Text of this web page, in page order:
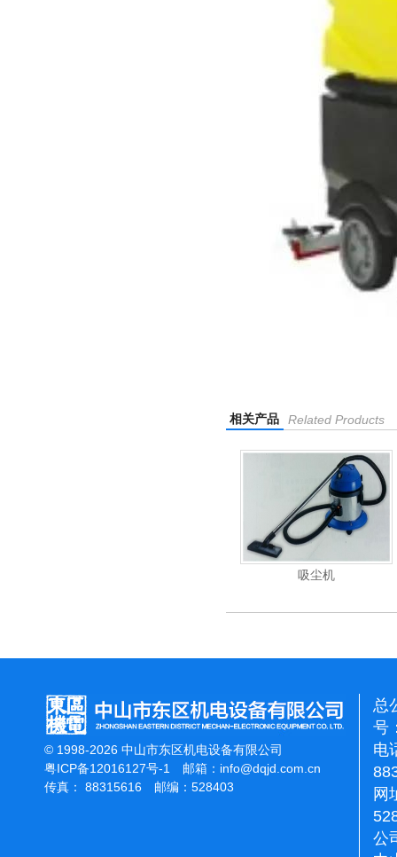
相关产品 Related Products
© 1998-2026 中山市东区机电设备有限公司
粤ICP备12016127号-1 邮箱： info@dqjd.com.cn
传真： 88315616 邮编：528403
总
号
电
网
公